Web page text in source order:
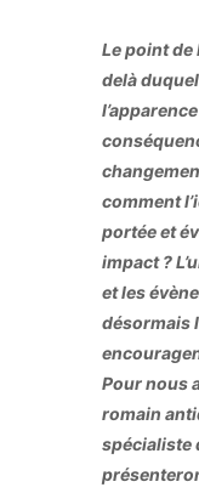
Le point
delà
comment
portée et
impact ?
et les
désormais
Pour nous
romain
spécialiste